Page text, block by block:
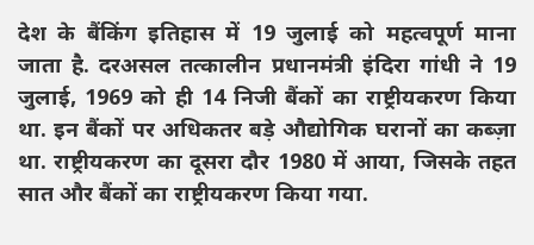
देश के बैंकिंग इतिहास में 19 जुलाई को महत्वपूर्ण माना
जाता है. दरअसल तत्कालीन प्रधानमंत्री इंदिरा गांधी ने 19
जुलाई, 1969 को ही 14 निजी बैंकों का राष्ट्रीयकरण किया
था. इन बैंकों पर अधिकतर बड़े औद्योगिक घरानों का कब्ज़ा
था. राष्ट्रीयकरण का दूसरा दौर 1980 में आया, जिसके तहत
सात और बैंकों का राष्ट्रीयकरण किया गया.